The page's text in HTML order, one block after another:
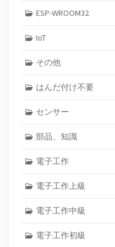
ESP-WROOM32
IoT
その他
はんだ付け不要
センサー
部品、知識
電子工作
電子工作上級
電子工作中級
電子工作初級